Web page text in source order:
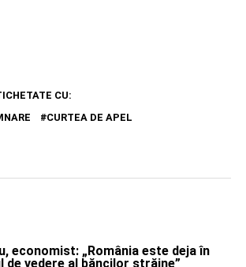
CU:
CURTEA DE APEL
economist: „România este deja în
de vedere al băncilor străine”